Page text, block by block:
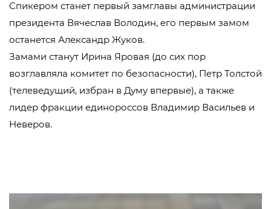
Спикером станет первый замглавы администрации
президента Вячеслав Володин, его первым замом
останется Александр Жуков.
Замами станут Ирина Яровая (до сих пор
возглавляла комитет по безопасности), Петр Толстой
(телеведущий, избран в Думу впервые), а также
лидер фракции единороссов Владимир Васильев и
Неверов.